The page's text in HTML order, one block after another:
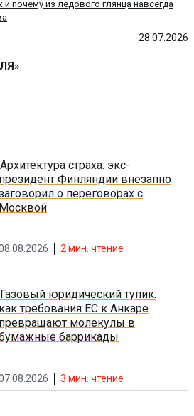
28.07.2026
почему из ледового глянца навсегда
Архитектура страха: экс-
президент Финляндии внезапно
о переговорах с
Москвой
2 мин. чтение
Газовый юридический тупик:
как требования ЕС к Анкаре
превращают молекулы в
баррикады
3 мин. чтение